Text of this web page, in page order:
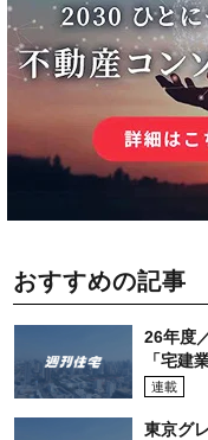
おすすめの記事
26年度
「宅建
連載
東京グ